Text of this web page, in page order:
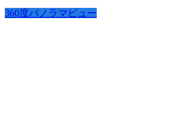
360度パノラマビュー